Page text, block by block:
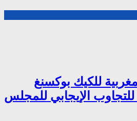
للكيك بوكسنغ
الإيجابي للمجلس